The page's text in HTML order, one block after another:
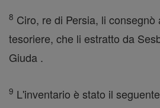
8 Ciro, re di Persia, li consegnò
tesoriere, che li estratto da
Giuda .
9 L'inventario è stato il